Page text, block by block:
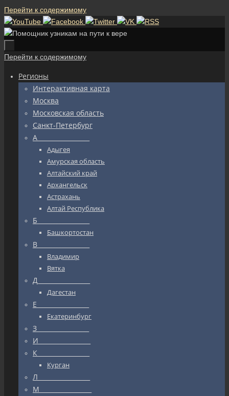
Перейти к содержимому
Перейти к содержимому
Регионы
Интерактивная карта
Москва
Московская область
Санкт-Петербург
А_________________
Адыгея
Амурская область
Алтайский край
Архангельск
Астрахань
Алтай Республика
Б_________________
Башкортостан
В_________________
Владимир
Вятка
Д_________________
Дагестан
Е_________________
Екатеринбург
З_________________
И_________________
К_________________
Курган
Л_________________
М_________________